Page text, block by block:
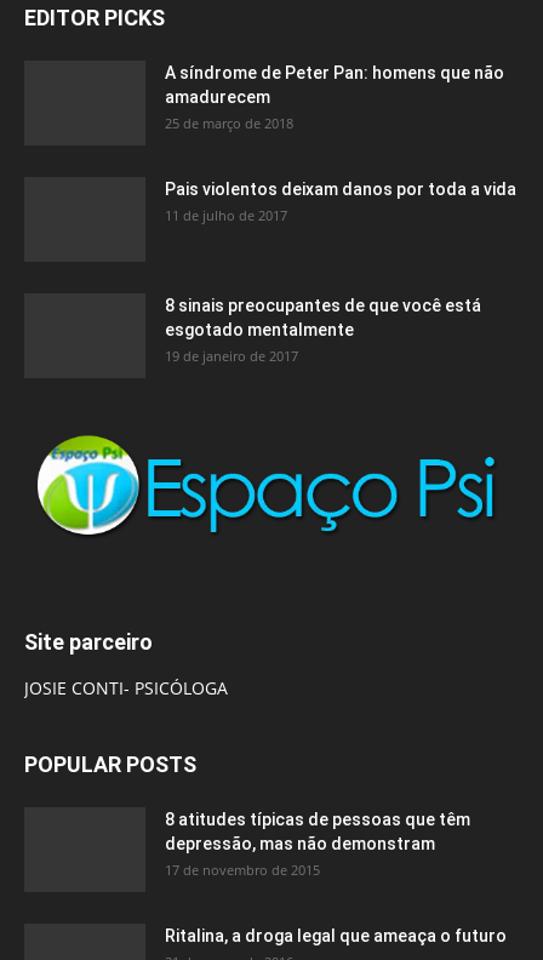
EDITOR PICKS
A síndrome de Peter Pan: homens que não
amadurecem
25 de março de 2018
Pais violentos deixam danos por toda a vida
11 de julho de 2017
8 sinais preocupantes de que você está
esgotado mentalmente
19 de janeiro de 2017
Site parceiro
JOSIE CONTI- PSICÓLOGA
POPULAR POSTS
8 atitudes típicas de pessoas que têm
depressão, mas não demonstram
17 de novembro de 2015
Ritalina, a droga legal que ameaça o futuro